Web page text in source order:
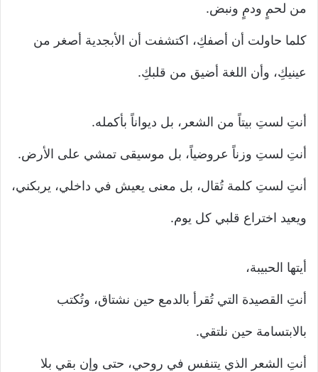
من لحمٍ ودمٍ ونبض.
كلما حاولت أن أصفكِ، اكتشفت أن الأبجدية أصغر من
عينيكِ، وأن اللغة أضيق من قلبكِ.
أنتِ لستِ بيتاً من الشعر، بل ديواناً بأكمله.
أنتِ لستِ وزناً عروضياً، بل موسيقى تمشي على الأرض.
أنتِ لستِ كلمة تُقال، بل معنى يعيش في داخلي، يربكني،
ويعيد اختراع قلبي كل يوم.
أيتها الحبيبة،
أنتِ القصيدة التي تُقرأ بالدمع حين نشتاق، وتُكتب
بالابتسامة حين نلتقي.
أنتِ الشعر الذي يتنفس في روحي، حتى وإن بقي بلا